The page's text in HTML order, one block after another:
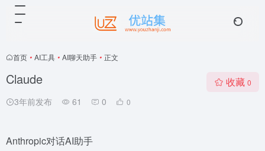
首页 • AI工具 • AI聊天助手 • 正文
Claude
3年前发布 61 0 0
收藏 0
Anthropic对话AI助手